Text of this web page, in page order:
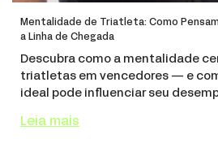
Mentalidade de Triatleta: Como
a Linha de Chegada
Descubra como a mentalidade
triatletas em vencedores — e
ideal pode influenciar seu
Leia mais